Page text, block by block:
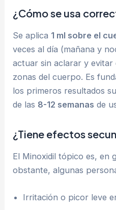
¿Cómo se usa
Se aplica 1 ml sobre el
veces al día (mañana y
actuar sin aclarar y
zonas del cuerpo. Es
los primeros resultados
de las 8-12 semanas de
¿Tiene efectos
El Minoxidil tópico es, en
obstante, algunas
Irritación o picor leve